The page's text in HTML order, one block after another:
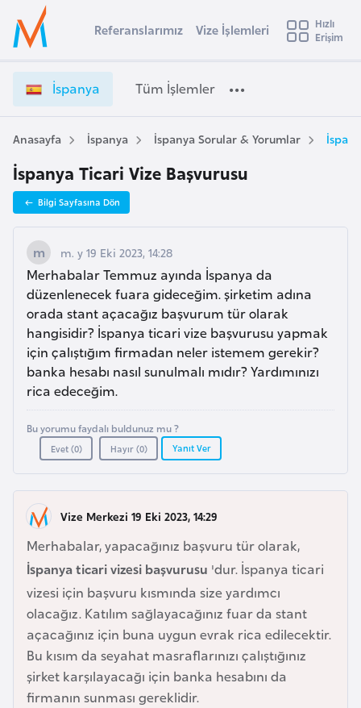
Ülke Seçimi
Başvuru yapmak istediğiniz ülkeyi seçin
Üye
Girişi
s
a
n
V
i
z
e
İ
ş
l
e
m
l
e
r
i
e
t
Referanslarımız Vize İşlemleri
Hızlı
Erişim
İspanya Tüm İşlemler
Anasayfa İspanya İspanya Sorular & Yorumlar
İspanya Ticari Vize Başvurusu
Bilgi Sayfasına Dön
m. y 19 Eki 2023, 14:28
Merhabalar Temmuz ayında İspanya da
düzenlenecek fuara gideceğim. şirketim adına
orada stant açacağız başvurum tür olarak
hangisidir? İspanya ticari vize başvurusu yapmak
için çalıştığım firmadan neler istemem gerekir?
banka hesabı nasıl sunulmalı mıdır? Yardımınızı
rica edeceğim.
Bu yorumu faydalı buldunuz mu ?
Evet (0) Hayır (0) Yanıt Ver
Vize Merkezi 19 Eki 2023, 14:29
Merhabalar, yapacağınız başvuru tür olarak,
İspanya ticari vizesi başvurusu 'dur. İspanya ticari
vizesi için başvuru kısmında size yardımcı
olacağız. Katılım sağlayacağınız fuar da stant
açacağınız için buna uygun evrak rica edilecektir.
Bu kısım da seyahat masraflarınızı çalıştığınız
şirket karşılayacağı için banka hesabını da
firmanın sunması gereklidir.
s
t
r
a
A
u
s
t
u
r
y
a
A
z
r
b
a
y
c
n
B
a
h